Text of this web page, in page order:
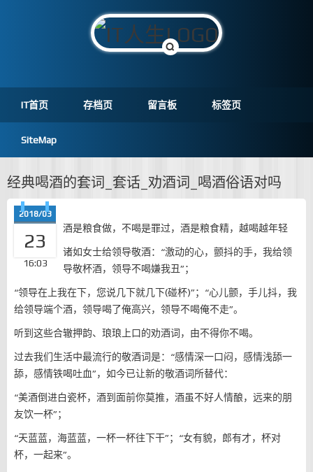
IT首页 存档页 留言板 标签页
SiteMap
经典喝酒的套词_套话_劝酒词_喝酒俗语对吗
2018/03
23
16:03
酒是粮食做，不喝是罪过，酒是粮食精，越喝越年轻
诸如女士给领导敬酒：“激动的心，颤抖的手，我给领
导敬杯酒，领导不喝嫌我丑”；
“领导在上我在下，您说几下就几下(碰杯)”；“心儿颤，手儿抖，我
给领导端个酒，领导喝了俺高兴，领导不喝俺不走”。
听到这些合辙押韵、琅琅上口的劝酒词，由不得你不喝。
过去我们生活中最流行的敬酒词是：“感情深一口闷，感情浅舔一
舔，感情铁喝吐血”，如今已让新的敬酒词所替代：
“美酒倒进白瓷杯，酒到面前你莫推，酒虽不好人情酿，远来的朋
友饮一杯”；
“天蓝蓝，海蓝蓝，一杯一杯往下干”；“女有貌，郎有才，杯对
杯，一起来”。